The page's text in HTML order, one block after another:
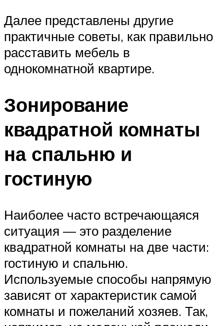
Далее представлены другие
практичные советы, как правильно
расставить мебель в
однокомнатной квартире.
Зонирование
квадратной комнаты
на спальню и
гостиную
Наиболее часто встречающаяся
ситуация — это разделение
квадратной комнаты на две части:
гостиную и спальню.
Используемые способы напрямую
зависят от характеристик самой
комнаты и пожеланий хозяев. Так,